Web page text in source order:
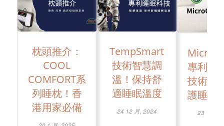
枕頭推介：
COOL
COMFORT系
列睡枕！香
港用家必備
TempSmart
技術智慧調
溫！保持舒
適睡眠溫度
24 12 月, 2024
專利防
技術！
護睡眠
23 12 月,